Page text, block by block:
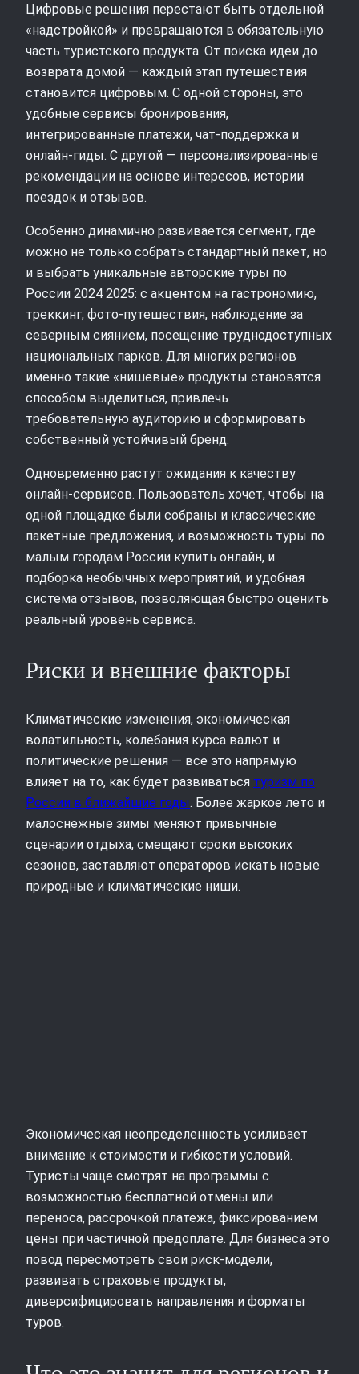
Цифровые решения перестают быть отдельной
«надстройкой» и превращаются в обязательную
часть туристского продукта. От поиска идеи до
возврата домой — каждый этап путешествия
становится цифровым. С одной стороны, это
удобные сервисы бронирования,
интегрированные платежи, чат‑поддержка и
онлайн‑гиды. С другой — персонализированные
рекомендации на основе интересов, истории
поездок и отзывов.
Особенно динамично развивается сегмент, где
можно не только собрать стандартный пакет, но
и выбрать уникальные авторские туры по
России 2024 2025: с акцентом на гастрономию,
треккинг, фото‑путешествия, наблюдение за
северным сиянием, посещение труднодоступных
национальных парков. Для многих регионов
именно такие «нишевые» продукты становятся
способом выделиться, привлечь
требовательную аудиторию и сформировать
собственный устойчивый бренд.
Одновременно растут ожидания к качеству
онлайн‑сервисов. Пользователь хочет, чтобы на
одной площадке были собраны и классические
пакетные предложения, и возможность туры по
малым городам России купить онлайн, и
подборка необычных мероприятий, и удобная
система отзывов, позволяющая быстро оценить
реальный уровень сервиса.
Риски и внешние факторы
Климатические изменения, экономическая
волатильность, колебания курса валют и
политические решения — все это напрямую
влияет на то, как будет развиваться туризм по
России в ближайшие годы. Более жаркое лето и
малоснежные зимы меняют привычные
сценарии отдыха, смещают сроки высоких
сезонов, заставляют операторов искать новые
природные и климатические ниши.
Экономическая неопределенность усиливает
внимание к стоимости и гибкости условий.
Туристы чаще смотрят на программы с
возможностью бесплатной отмены или
переноса, рассрочкой платежа, фиксированием
цены при частичной предоплате. Для бизнеса это
повод пересмотреть свои риск‑модели,
развивать страховые продукты,
диверсифицировать направления и форматы
туров.